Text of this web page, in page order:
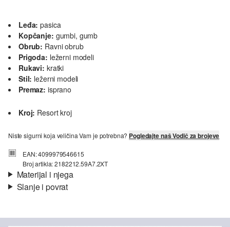
Leđa: pasica
Kopčanje: gumbi, gumb
Obrub: Ravni obrub
Prigoda: ležerni modeli
Rukavi: kratki
Stil: ležerni modeli
Premaz: isprano
Kroj: Resort kroj
Niste sigurni koja veličina Vam je potrebna? Pogledajte naš Vodič za brojeve
EAN: 4099979546615
Broj artikla: 2182212.59A7.2XT
Materijal i njega
Slanje i povrat